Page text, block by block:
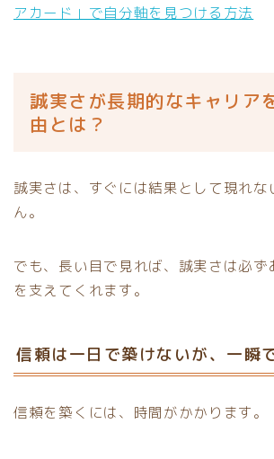
アカード」で自分軸を見つける方法
誠実さが長期的なキャリア
由とは？
誠実さは、すぐには結果として現れな
ん。
でも、長い目で見れば、誠実さは必ず
を支えてくれます。
信頼は一日で築けないが、一瞬
信頼を築くには、時間がかかります。